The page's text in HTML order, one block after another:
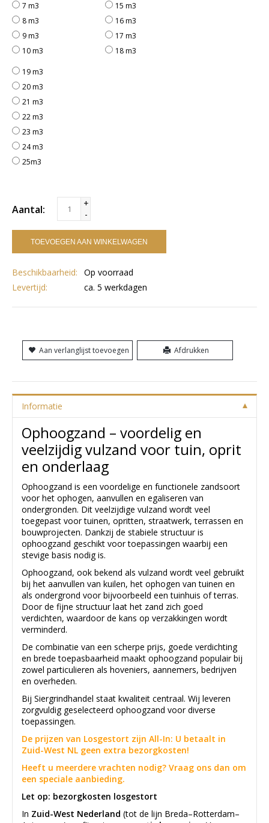
7 m3
8 m3
9 m3
10 m3
15 m3
16 m3
17 m3
18 m3
19 m3
20 m3
21 m3
22 m3
23 m3
24 m3
25m3
Aantal:
+
-
TOEVOEGEN AAN WINKELWAGEN
Beschikbaarheid:
Op voorraad
Levertijd:
ca. 5 werkdagen
Aan verlanglijst toevoegen Afdrukken
Informatie
Ophoogzand – voordelig en
veelzijdig vulzand voor tuin, oprit
en onderlaag
Ophoogzand is een voordelige en functionele zandsoort
voor het ophogen, aanvullen en egaliseren van
ondergronden. Dit veelzijdige vulzand wordt veel
toegepast voor tuinen, opritten, straatwerk, terrassen en
bouwprojecten. Dankzij de stabiele structuur is
ophoogzand geschikt voor toepassingen waarbij een
stevige basis nodig is.
Ophoogzand, ook bekend als vulzand wordt veel gebruikt
bij het aanvullen van kuilen, het ophogen van tuinen en
als ondergrond voor bijvoorbeeld een tuinhuis of terras.
Door de fijne structuur laat het zand zich goed
verdichten, waardoor de kans op verzakkingen wordt
verminderd.
De combinatie van een scherpe prijs, goede verdichting
en brede toepasbaarheid maakt ophoogzand populair bij
zowel particulieren als hoveniers, aannemers, bedrijven
en overheden.
Bij Siergrindhandel staat kwaliteit centraal. Wij leveren
zorgvuldig geselecteerd ophoogzand voor diverse
toepassingen.
De prijzen van Losgestort zijn All-In: U betaalt in
Zuid-West NL geen extra bezorgkosten!
Heeft u meerdere vrachten nodig? Vraag ons dan om
een speciale aanbieding.
Let op: bezorgkosten losgestort
In Zuid-West Nederland (tot de lijn Breda–Rotterdam–